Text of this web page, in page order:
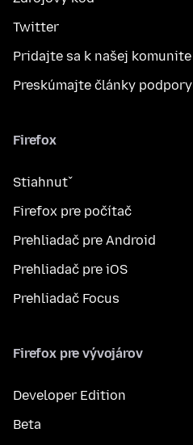
Twitter
Pridajte sa k našej komunite
Preskúmajte články podpory
Firefox
Stiahnuť
Firefox pre počítač
Prehliadač pre Android
Prehliadač pre iOS
Prehliadač Focus
Firefox pre vývojárov
Developer Edition
Beta